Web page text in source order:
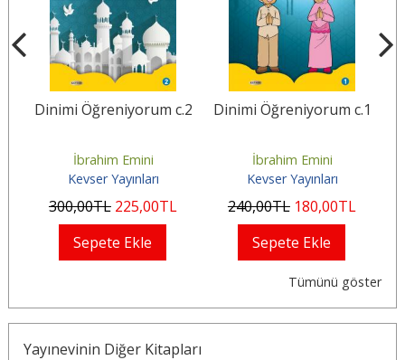
Dinimi Öğreniyorum c.2
İbrahim Emini
Kevser Yayınları
300,00TL 225,00TL
Sepete Ekle
Dinimi Öğreniyorum c.1
İbrahim Emini
Kevser Yayınları
240,00TL 180,00TL
Sepete Ekle
Tümünü göster
Yayınevinin Diğer Kitapları